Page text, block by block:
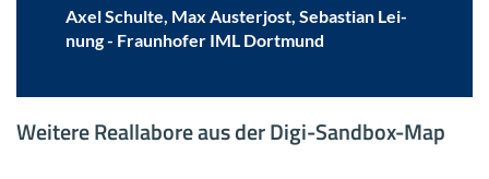
Axel Schul­te, Max Aus­ter­jost, Se­bas­ti­an Lei­
nung - Fraun­ho­fer IML Dort­mund
Wei­te­re Re­al­la­bo­re aus der Digi-​Sandbox-Map